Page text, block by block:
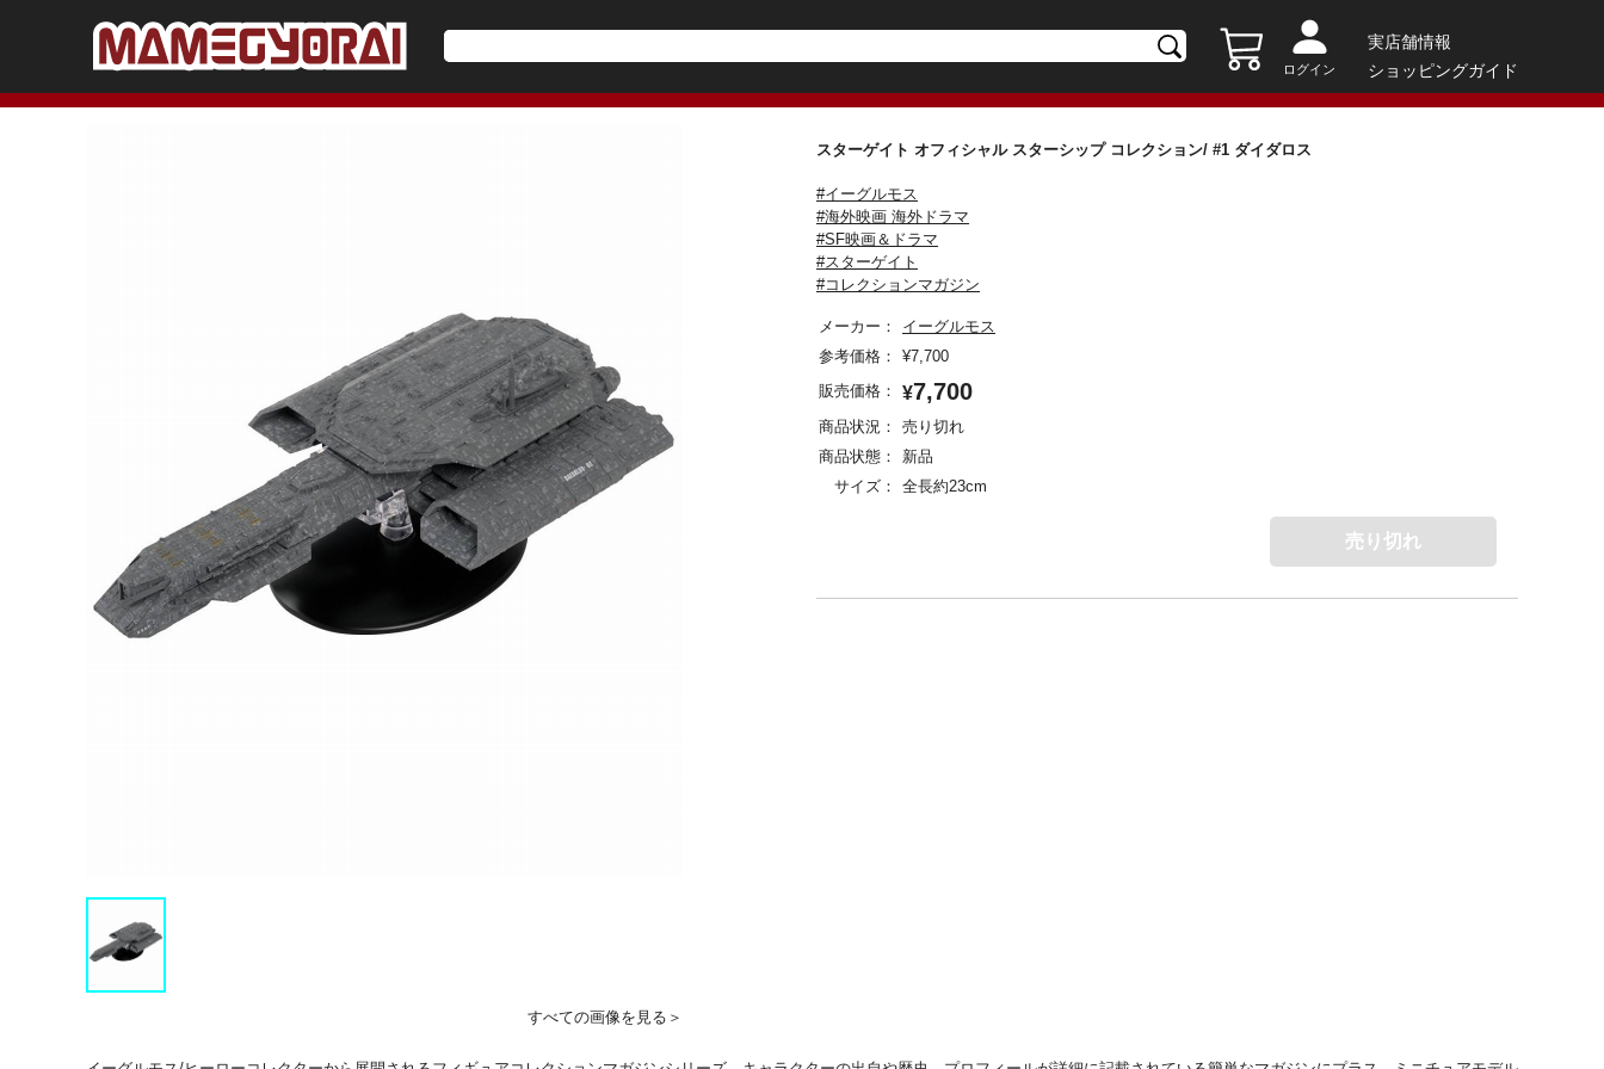
ログイン
実店舗情報
ショッピングガイド
すべての画像を見る＞
スターゲイト オフィシャル スターシップ コレクション/ #1 ダイダロス
#イーグルモス
#海外映画 海外ドラマ
#SF映画＆ドラマ
#スターゲイト
#コレクションマガジン
メーカー：
イーグルモス
参考価格：
¥7,700
販売価格：
¥7,700
商品状況：
売り切れ
商品状態：
新品
サイズ：
全長約23cm
売り切れ